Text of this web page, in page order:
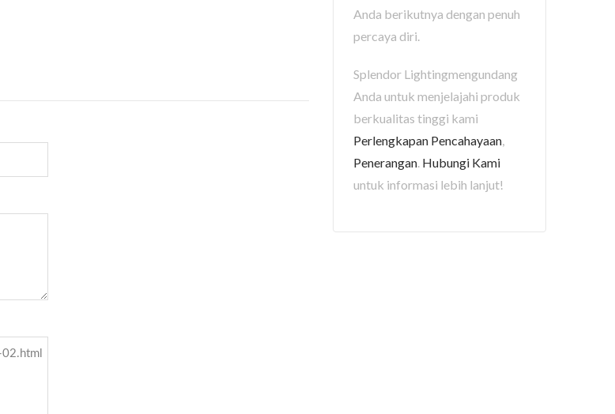
Anda berikutnya dengan penuh
percaya diri.
Splendor Lightingmengundang
Anda untuk menjelajahi produk
berkualitas tinggi kami
Perlengkapan Pencahayaan
Penerangan Hubungi Kami
untuk informasi lebih lanjut!